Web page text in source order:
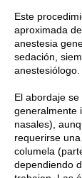
Este
aproximada
anestesia
sedación,
anestesiólogo.
El abordaje
generalmente
nasales),
requerirse
columela
dependiendo